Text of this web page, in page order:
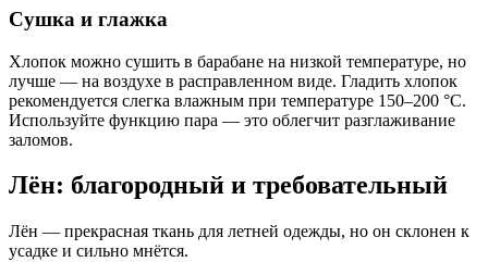
Сушка и глажка
Хлопок можно сушить в барабане на низкой температуре, но
лучше — на воздухе в расправленном виде. Гладить хлопок
рекомендуется слегка влажным при температуре 150–200 °C.
Используйте функцию пара — это облегчит разглаживание
заломов.
Лён: благородный и требовательный
Лён — прекрасная ткань для летней одежды, но он склонен к
усадке и сильно мнётся.